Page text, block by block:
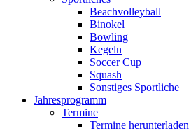
Beachvolleyball
Binokel
Bowling
Kegeln
Soccer Cup
Squash
Sonstiges Sportliche
Jahresprogramm
Termine
Termine herunterladen